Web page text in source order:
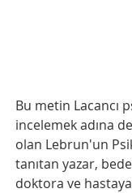
Bu metin Lacancı
incelemek adına
olan Lebrun'un
tanıtan yazar,
doktora ve